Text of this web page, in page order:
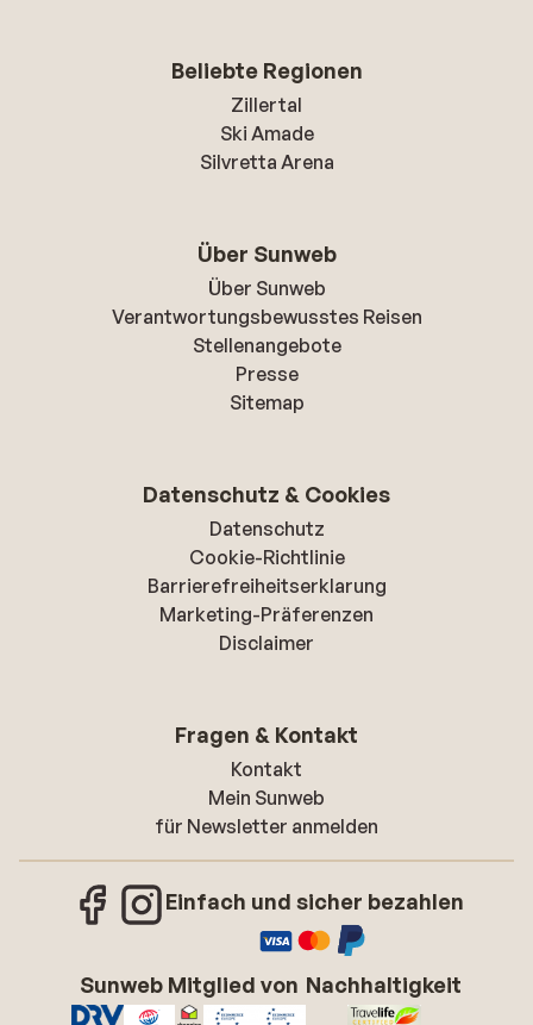
Beliebte Regionen
Zillertal
Ski Amade
Silvretta Arena
Über Sunweb
Über Sunweb
Verantwortungsbewusstes Reisen
Stellenangebote
Presse
Sitemap
Datenschutz & Cookies
Datenschutz
Cookie-Richtlinie
Barrierefreiheitserklarung
Marketing-Präferenzen
Disclaimer
Fragen & Kontakt
Kontakt
Mein Sunweb
für Newsletter anmelden
Einfach und sicher bezahlen
Sunweb Mitglied von Nachhaltigkeit